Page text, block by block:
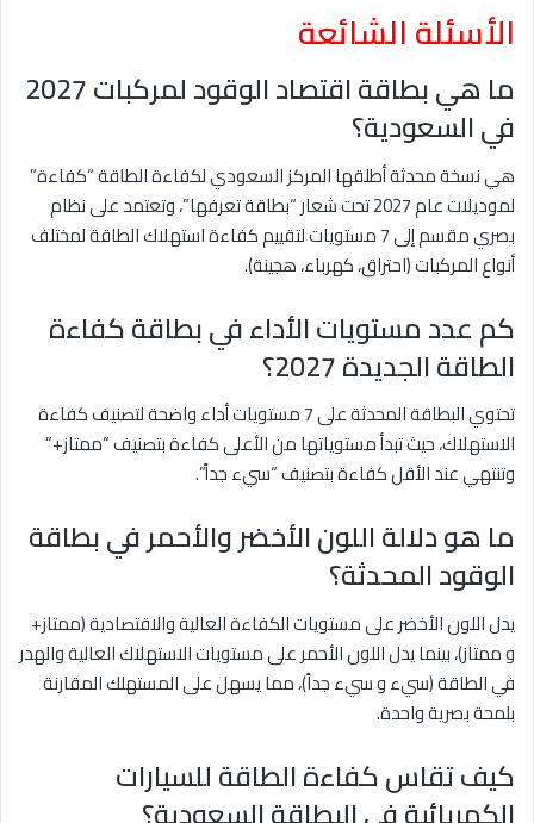
الأسئلة الشائعة
ما هي بطاقة اقتصاد الوقود لمركبات 2027
في السعودية؟
هي نسخة محدثة أطلقها المركز السعودي لكفاءة الطاقة “كفاءة”
لموديلات عام 2027 تحت شعار “بطاقة تعرفها”، وتعتمد على نظام
بصري مقسم إلى 7 مستويات لتقييم كفاءة استهلاك الطاقة لمختلف
أنواع المركبات (احتراق، كهرباء، هجينة).
كم عدد مستويات الأداء في بطاقة كفاءة
الطاقة الجديدة 2027؟
تحتوي البطاقة المحدثة على 7 مستويات أداء واضحة لتصنيف كفاءة
الاستهلاك، حيث تبدأ مستوياتها من الأعلى كفاءة بتصنيف “ممتاز+”
وتنتهي عند الأقل كفاءة بتصنيف “سيء جداً”.
ما هو دلالة اللون الأخضر والأحمر في بطاقة
الوقود المحدثة؟
يدل اللون الأخضر على مستويات الكفاءة العالية والاقتصادية (ممتاز+
و ممتاز)، بينما يدل اللون الأحمر على مستويات الاستهلاك العالية والهدر
في الطاقة (سيء و سيء جداً)، مما يسهل على المستهلك المقارنة
بلمحة بصرية واحدة.
كيف تقاس كفاءة الطاقة للسيارات